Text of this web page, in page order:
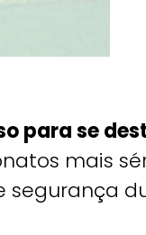
para se
mais